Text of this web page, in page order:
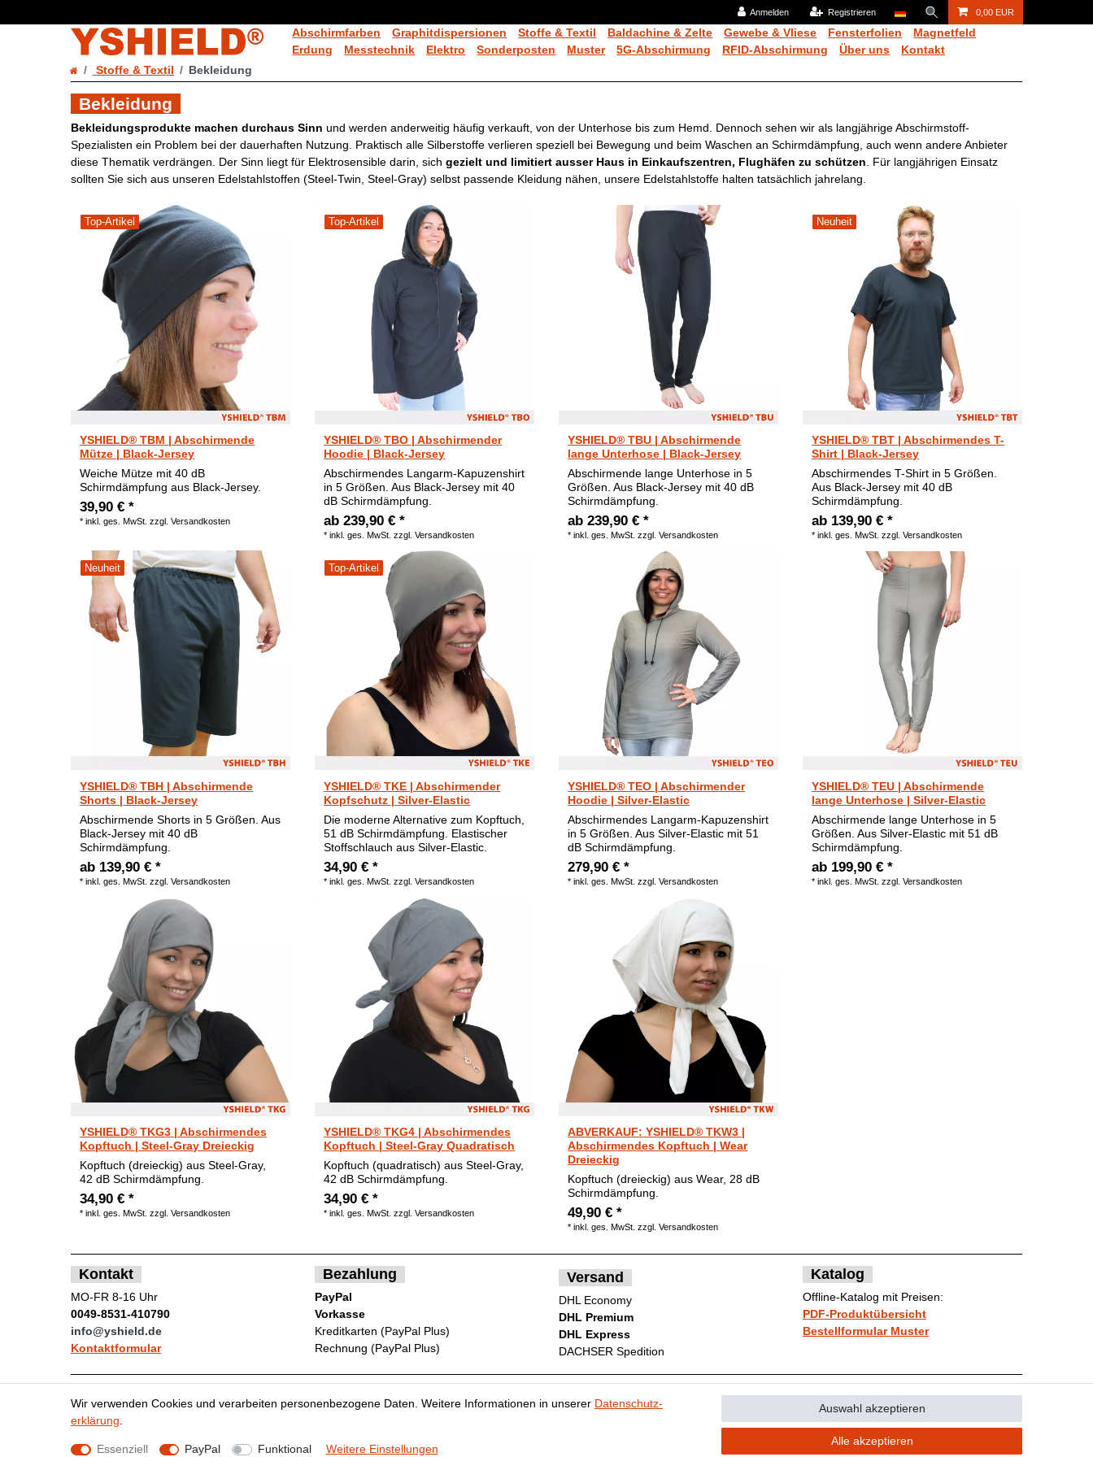
Anmelden Registrieren 0,00 EUR
Abschirmfarben Graphitdispersionen Stoffe & Textil Baldachine & Zelte Gewebe & Vliese Fensterfolien
Magnetfeld
Erdung
Messtechnik Elektro Sonderposten Muster 5G-Abschirmung RFID-Abschirmung Über uns
Kontakt
Stoffe & Textil
Bekleidung
Bekleidung
Bekleidungsprodukte machen durchaus Sinn und werden anderweitig häufig verkauft, von der Unterhose bis zum Hemd. Dennoch sehen wir als langjährige Abschirmstoff-
Spezialisten ein Problem bei der dauerhaften Nutzung. Praktisch alle Silberstoffe verlieren speziell bei Bewegung und beim Waschen an Schirmdämpfung, auch wenn andere Anbieter
diese Thematik verdrängen. Der Sinn liegt für Elektrosensible darin, sich gezielt und limitiert ausser Haus in Einkaufszentren, Flughäfen zu schützen . Für langjährigen Einsatz
sollten Sie sich aus unseren Edelstahlstoffen (Steel-Twin, Steel-Gray) selbst passende Kleidung nähen, unsere Edelstahlstoffe halten tatsächlich jahrelang.
Top-Artikel
YSHIELD® TBM | Abschirmende
Mütze | Black-Jersey
Weiche Mütze mit 40 dB
Schirmdämpfung aus Black-Jersey.
39,90 € *
*inkl. ges. MwSt. zzgl.Versandkosten
Top-Artikel
YSHIELD® TBO | Abschirmender
Hoodie | Black-Jersey
Abschirmendes Langarm-Kapuzenshirt
in 5 Größen. Aus Black-Jersey mit 40
dB Schirmdämpfung.
ab 239,90 € *
*inkl. ges. MwSt. zzgl.Versandkosten
YSHIELD® TBU | Abschirmende
lange Unterhose | Black-Jersey
Abschirmende lange Unterhose in 5
Größen. Aus Black-Jersey mit 40 dB
Schirmdämpfung.
ab 239,90 € *
*inkl. ges. MwSt. zzgl.Versandkosten
Neuheit
YSHIELD® TBT | Abschirmendes T-
Shirt | Black-Jersey
Abschirmendes T-Shirt in 5 Größen.
Aus Black-Jersey mit 40 dB
Schirmdämpfung.
ab 139,90 € *
*inkl. ges. MwSt. zzgl.Versandkosten
Neuheit
YSHIELD® TBH | Abschirmende
Shorts | Black-Jersey
Abschirmende Shorts in 5 Größen. Aus
Black-Jersey mit 40 dB
Schirmdämpfung.
ab 139,90 € *
*inkl. ges. MwSt. zzgl.Versandkosten
Top-Artikel
YSHIELD® TKE | Abschirmender
Kopfschutz | Silver-Elastic
Die moderne Alternative zum Kopftuch,
51 dB Schirmdämpfung. Elastischer
Stoffschlauch aus Silver-Elastic.
34,90 € *
*inkl. ges. MwSt. zzgl.Versandkosten
YSHIELD® TEO | Abschirmender
Hoodie | Silver-Elastic
Abschirmendes Langarm-Kapuzenshirt
in 5 Größen. Aus Silver-Elastic mit 51
dB Schirmdämpfung.
279,90 € *
*inkl. ges. MwSt. zzgl.Versandkosten
YSHIELD® TEU | Abschirmende
lange Unterhose | Silver-Elastic
Abschirmende lange Unterhose in 5
Größen. Aus Silver-Elastic mit 51 dB
Schirmdämpfung.
ab 199,90 € *
*inkl. ges. MwSt. zzgl.Versandkosten
YSHIELD® TKG3 | Abschirmendes
Kopftuch | Steel-Gray Dreieckig
Kopftuch (dreieckig) aus Steel-Gray,
42 dB Schirmdämpfung.
34,90 € *
*inkl. ges. MwSt. zzgl.Versandkosten
YSHIELD® TKG4 | Abschirmendes
Kopftuch | Steel-Gray Quadratisch
Kopftuch (quadratisch) aus Steel-Gray,
42 dB Schirmdämpfung.
34,90 € *
*inkl. ges. MwSt. zzgl.Versandkosten
ABVERKAUF: YSHIELD® TKW3 |
Abschirmendes Kopftuch | Wear
Dreieckig
Kopftuch (dreieckig) aus Wear, 28 dB
Schirmdämpfung.
49,90 € *
*inkl. ges. MwSt. zzgl.Versandkosten
Kontakt
MO-FR 8-16 Uhr
0049-8531-410790
info@yshield.de
Kontaktformular
Bezahlung
PayPal
Vorkasse
Kreditkarten (PayPal Plus)
Rechnung (PayPal Plus)
Versand
DHL Economy
DHL Premium
DHL Express
DACHSER Spedition
Katalog
Offline-Katalog mit Preisen:
PDF-Produktübersicht
Bestellformular Muster
Impressum Daten­schutz­erklärung AGB Widerrufs­recht Vertrag widerrufen Kontakt
Wir verwenden Cookies und verarbeiten personenbezogene Daten. Weitere Informationen in unserer Daten­schutz­
erklärung
Essenziell PayPal Funktional Weitere Einstellungen
Alle akzeptieren
Auswahl akzeptieren